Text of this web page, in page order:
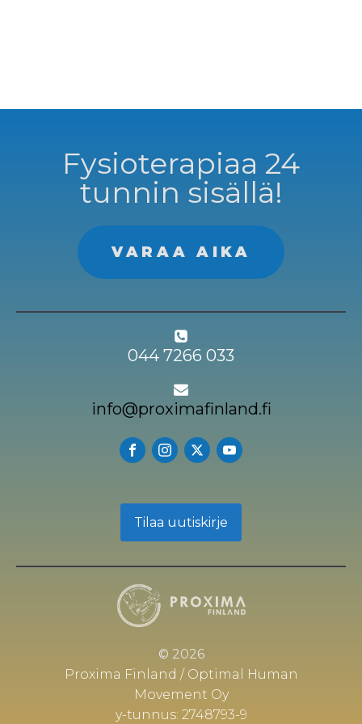
Fysioterapiaa 24
tunnin sisällä!
VARAA AIKA
044 7266 033
info@proximafinland.fi
Tilaa uutiskirje
© 2026
Proxima Finland / Optimal Human
Movement Oy
y-tunnus: 2748793-9